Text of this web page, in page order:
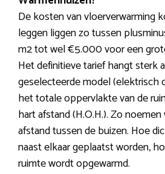
De kosten van vloerverwarming
leggen liggen zo tussen
m2 tot wel €5.000 voor een
Het definitieve tarief hangt sterk
geselecteerde model (elektrisch
het totale oppervlakte van de
hart afstand (H.O.H.). Zo
afstand tussen de buizen. Hoe
naast elkaar geplaatst worden,
ruimte wordt opgewarmd.